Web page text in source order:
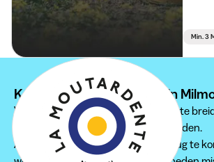
Min. 3
Kan je je stage niet vinden in
Wij raden je aan om je zoektocht uit te
regio's om een passende stage te vinden.
Aarzel zeker niet om regelmatig terug te